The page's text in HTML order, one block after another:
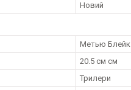
Новий
Метью Блейк
20.5 см см
Трилери